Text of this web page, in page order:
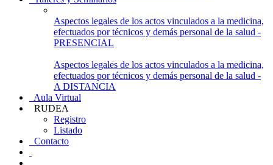
Aspectos legales de los actos vinculados a la medicina,
efectuados por técnicos y demás personal de la salud -
PRESENCIAL
Aspectos legales de los actos vinculados a la medicina,
efectuados por técnicos y demás personal de la salud -
A DISTANCIA
Aula Virtual
RUDEA
Registro
Listado
Contacto